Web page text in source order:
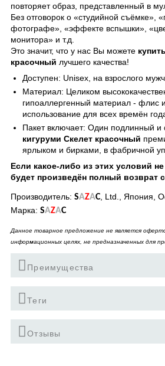
повторяет образ, представленный в
Без отговорок о «студийной съёмке»,
фотографе», «эффекте вспышки»,
монитора» и т.д.
Это значит, что у нас Вы можете
красочный лучшего качества!
Доступен: Unisex, на взрослого
Материал: Целиком
гипоаллергенный материал - флис
использование для всех времён
Пакет включает: Один подлинный
кигуруми Скелет красочный
ярлыком и бирками, в фабричной
Если какое-либо из этих условий
будет произведён полный возврат
Производитель: SAZAC, Ltd., Япония,
Марка: SAZAC
Данное товарное предложение не является
информационных целях, не предназначенных для
Преимущества
Теги
Отзывы